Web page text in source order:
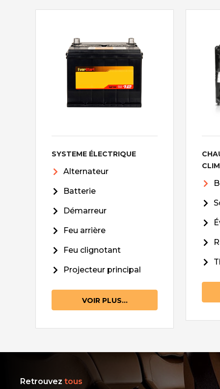
SYSTEME ÉLECTRIQUE
Alternateur
Batterie
Démarreur
Feu arrière
Feu clignotant
Projecteur principal
VOIR PLUS...
Retrouvez tous